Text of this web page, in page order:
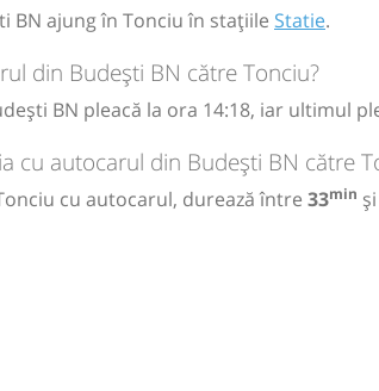
BN ajung în Tonciu în stațiile Statie.
din Budești BN către Tonciu?
BN pleacă la ora 14:18, iar ultimul
cu autocarul din Budești BN către
cu autocarul, durează între 33min și